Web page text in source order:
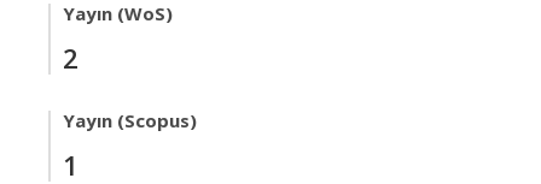
Yayın (WoS)
2
Yayın (Scopus)
1